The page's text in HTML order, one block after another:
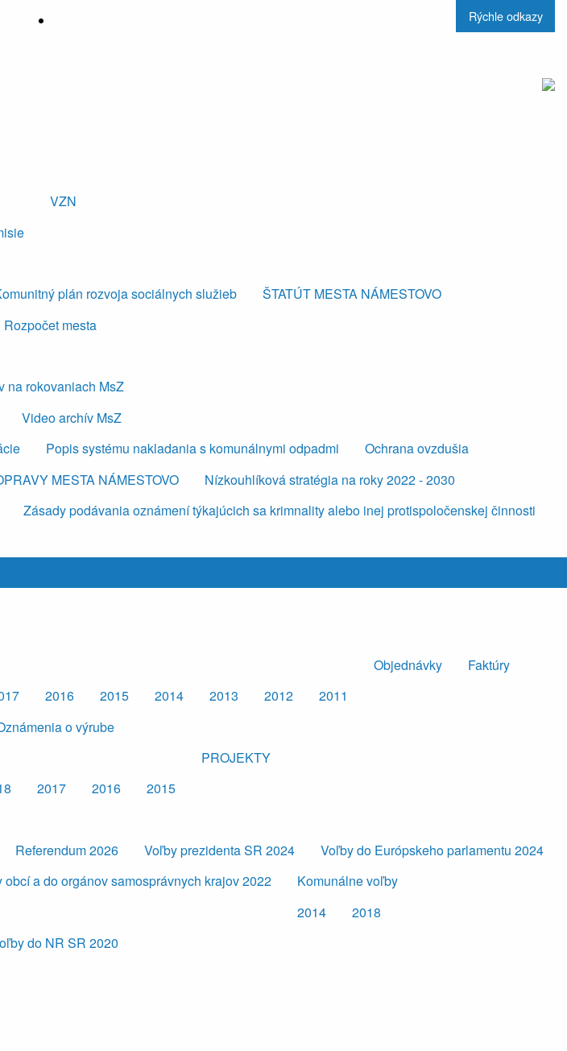
Rýchle odkazy
VZN
plán rozvoja sociálnych služieb
ŠTATÚT MESTA NÁMESTOVO
Rozpočet mesta
na rokovaniach MsZ
Video archív MsZ
Popis systému nakladania s komunálnymi odpadmi
Ochrana ovzdušia
MESTA NÁMESTOVO
Nízkouhlíková stratégia na roky 2022 - 2030
Zásady podávania oznámení týkajúcich sa krimnality alebo inej protispoločenskej činnosti
2016 2015 2014 2013 2012 2011
Objednávky Faktúry
o výrube
2017 2016 2015
PROJEKTY
Referendum 2026 Voľby prezidenta SR 2024
Voľby do Európskeho parlamentu 2024
a do orgánov samosprávnych krajov 2022
Komunálne voľby
2014
2018
do NR SR 2020